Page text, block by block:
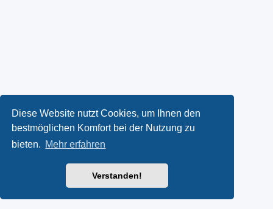
Diese Website nutzt Cookies, um Ihnen den
bestmöglichen Komfort bei der Nutzung zu
bieten. Mehr erfahren
Verstanden!